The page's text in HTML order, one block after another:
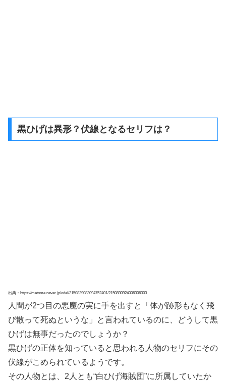
黒ひげは異形？伏線となるセリフは？
出典：https://matome.naver.jp/odai/2150829083094752401/2150830924006306303
人間が2つ目の悪魔の実に手を出すと「体が跡形もなく飛
び散って死ぬというな」と言われているのに、どうして黒
ひげは無事だったのでしょうか？
黒ひげの正体を知っていると思われる人物のセリフにその
伏線がこめられているようです。
その人物とは、2人とも“白ひげ海賊団”に所属していたか